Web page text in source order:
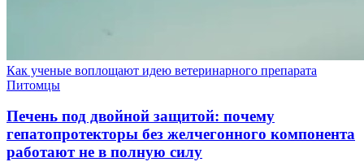
Как ученые воплощают идею ветеринарного препарата
Питомцы
Печень под двойной защитой: почему
гепатопротекторы без желчегонного компонента
работают не в полную силу